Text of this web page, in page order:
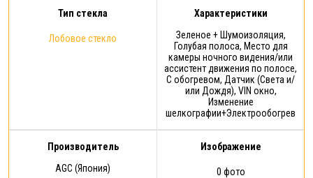
Тип стекла
Лобовое стекло
Характеристики
Зеленое + Шумоизоляция,
Голубая полоса, Место для
камеры ночного видения/или
ассистент движения по полосе,
С обогревом, Датчик (Света и/
или Дождя), VIN окно,
Изменение
шелкографии+Электрообогрев
Производитель
AGC (Япония)
Изображение
0 фото